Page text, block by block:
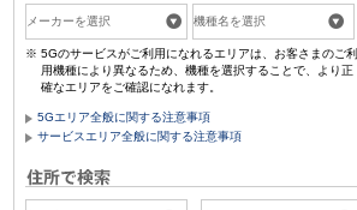
5Gのサービスがご利用になれるエリアは、お客さまのご利
用機種により異なるため、機種を選択することで、より正
確なエリアをご確認になれます。
5Gエリア全般に関する注意事項
サービスエリア全般に関する注意事項